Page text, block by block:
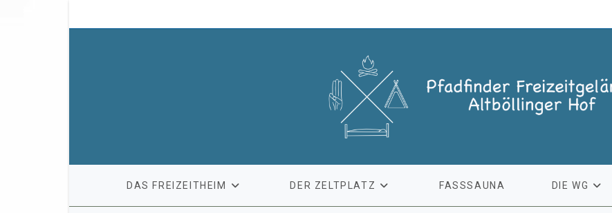
DAS FREIZEITHEIM DER ZELTPLATZ FASSSAUNA DIE WG